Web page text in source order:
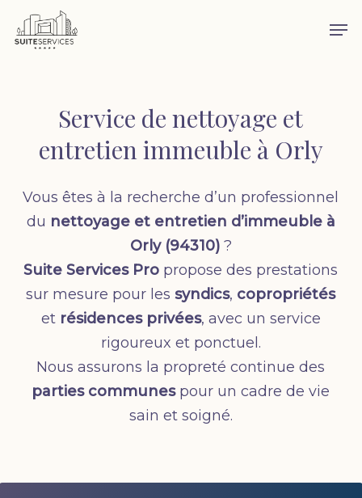
Skip
Service de nettoyage et
entretien immeuble à Orly
Vous êtes à la recherche d’un professionnel
du nettoyage et entretien d’immeuble à
Orly (94310)?
Suite Services Pro propose des prestations
sur mesure pour lessyndics, copropriétés
et résidences privées, avec un service
rigoureux et ponctuel.
Nous assurons la propreté continue des
parties communespour un cadre de vie
sain et soigné.